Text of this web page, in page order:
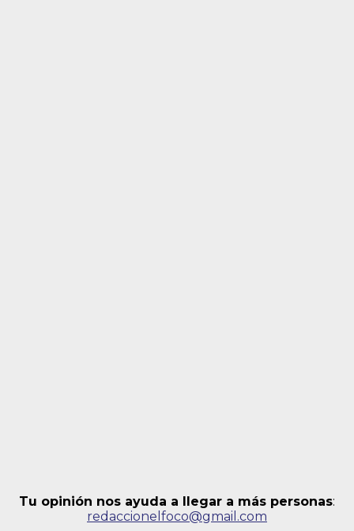
Tu opinión nos ayuda a llegar a más personas:
redaccionelfoco@gmail.com